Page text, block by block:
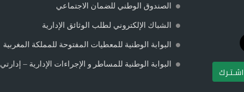
اشـتـرك
الصندوق الوطني للضمان الاجتماعي
الشباك الإلكتروني لطلب الوثائق الإدارية
البوابة الوطنية للمعطيات المفتوحة للمملكة المغربية
البوابة الوطنية للمساطر و الإجراءات الإدارية – إدارتي